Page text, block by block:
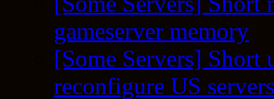
gameserver memory
[Some Servers] Short
reconfigure US servers